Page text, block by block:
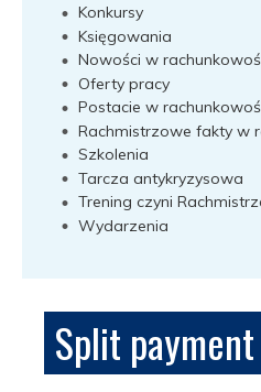
Konkursy
Księgowania
Nowości w
Oferty pracy
Postacie w
Rachmistrzowe fakty w
Szkolenia
Tarcza antykryzysowa
Trening czyni
Wydarzenia
Split payment